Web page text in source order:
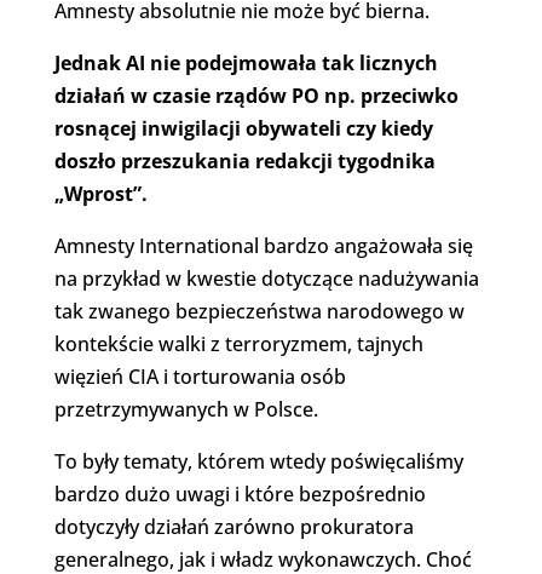
Amnesty absolutnie nie może być bierna.
Jednak AI nie podejmowała tak licznych
działań w czasie rządów PO np. przeciwko
rosnącej inwigilacji obywateli czy kiedy
doszło przeszukania redakcji tygodnika
„Wprost”.
Amnesty International bardzo angażowała się
na przykład w kwestie dotyczące nadużywania
tak zwanego bezpieczeństwa narodowego w
kontekście walki z terroryzmem, tajnych
więzień CIA i torturowania osób
przetrzymywanych w Polsce.
To były tematy, którem wtedy poświęcaliśmy
bardzo dużo uwagi i które bezpośrednio
dotyczyły działań zarówno prokuratora
generalnego, jak i władz wykonawczych. Choć